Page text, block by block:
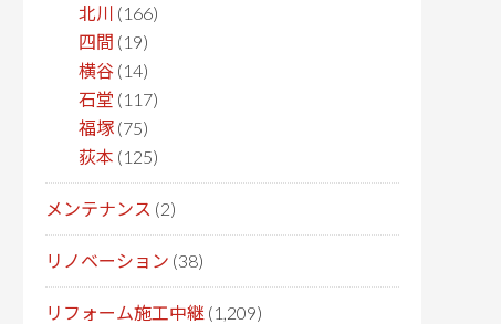
北川 (166)
四間 (19)
横谷 (14)
石堂 (117)
福塚 (75)
荻本 (125)
メンテナンス (2)
リノベーション (38)
リフォーム施工中継 (1,209)